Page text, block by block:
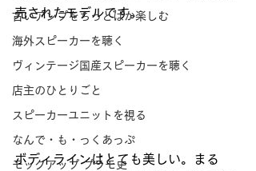
古いアンプをちっとばか楽しむ
海外スピーカーを聴く
ヴィンテージ国産スピーカーを聴く
店主のひとりごと
スピーカーユニットを視る
なんで・も・っくあっぷ
モックアップ プラモ史
売されたモデルです。
ボディラインはとても美しい。まる